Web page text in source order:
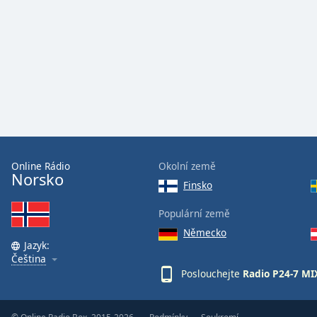
window.
dialog
window.
Escape
will
and
Online Rádio
Norsko
Jazyk:
Čeština
Okolní země
Finsko
Populární země
Německo
Poslouchejte Radio P24-7